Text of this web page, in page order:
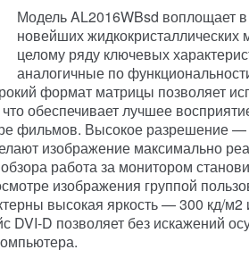
Модель AL2016WBsd воплощает в
новейших жидкокристаллических
целому ряду ключевых
аналогичные по
формат матрицы позволяет
обеспечивает лучшее
фильмов. Высокое разрешение
изображение максимально
работа за монитором
изображения группой
высокая яркость — 300 кд/м2
D позволяет без искажений